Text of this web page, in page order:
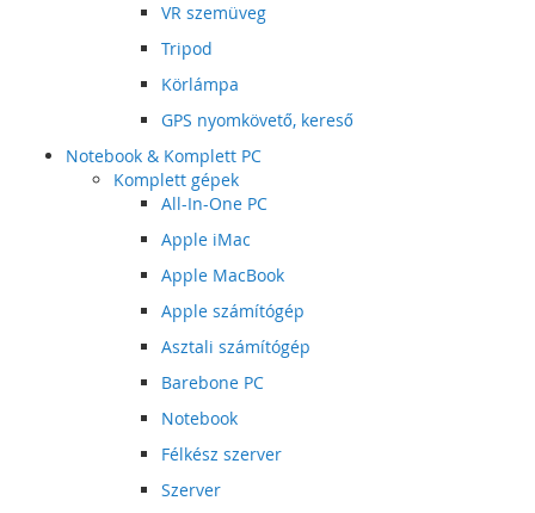
VR szemüveg
Tripod
Körlámpa
GPS nyomkövető, kereső
Notebook & Komplett PC
Komplett gépek
All-In-One PC
Apple iMac
Apple MacBook
Apple számítógép
Asztali számítógép
Barebone PC
Notebook
Félkész szerver
Szerver